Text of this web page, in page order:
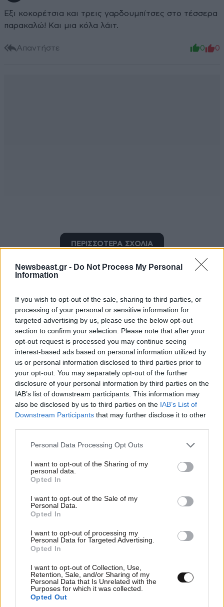
Newsbeast.gr - Do Not Process My Personal
Information
If you wish to opt-out of the sale, sharing to third parties, or
processing of your personal or sensitive information for
targeted advertising by us, please use the below opt-out
section to confirm your selection. Please note that after your
opt-out request is processed you may continue seeing
interest-based ads based on personal information utilized by
us or personal information disclosed to third parties prior to
your opt-out. You may separately opt-out of the further
disclosure of your personal information by third parties on the
IAB’s list of downstream participants. This information may
also be disclosed by us to third parties on the IAB’s List of
Downstream Participants that may further disclose it to other
Please note that this website/app uses one or more Google
not limited to your visit or usage behaviour. You may click to
grant or deny consent to Google and its third-party tags to
use your data for below specified purposes in below Google
consent section.
Personal Data Processing Opt Outs
I want to opt-out of the Sharing of my
personal data.
Opted In
I want to opt-out of the Sale of my
Personal Data.
Opted In
I want to opt-out of processing my
Personal Data for Targeted Advertising.
Opted In
I want to opt-out of Collection, Use,
Retention, Sale, and/or Sharing of my
Personal Data that Is Unrelated with the
Purposes for which it was collected.
Opted Out
Έξι κοκορέτσια και τρεις γαρδουμπίτσες στο τέσσερα
παρακαλώ! Και μια κόλα λάιτ.
Απαντήστε 0 0
Ntinos1990 25·03·2025 09:46
δλδ κάπου ελεος κυρα μου
επί σκοπόν... 24·03·2025 19:06
...ήθελε η μούρη του να φορέσει σέλα και να
καμαρώνεται με το σύρεκιέλα... Τετριμμένες μικρο-
μεγαλοστομίες, πουφφφφφφ...
Απαντήστε
Bond 24·03·2025 17:36
Xaxaxa
Jim Riflevinegar 24·03·2025 17:30
το έγραψα, κάτι με θύμισε η φράση.
Απαντήστε
ΠΕΡΙΣΣΟΤΕΡΑ ΣΧΟΛΙΑ
Εριέττα Κούρκουλου – Τα 33α γενέθλια και τα
φιλιά με τον Βύρωνα Βασιλειάδη: «Καμία στιγμή
ευτυχίας δεδομένη»